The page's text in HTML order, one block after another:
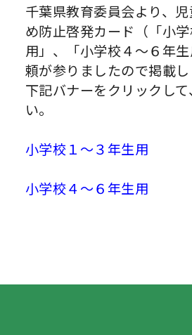
千葉県教育委員会より、
め防止啓発カード（「小
用」、「小学校４～６年
頼が参りましたので掲載し
下記バナーをクリックし
い。
小学校１～３年生用
小学校４～６年生用